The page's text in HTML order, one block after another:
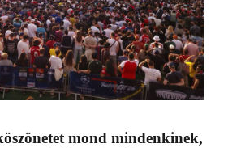
mond mindenkinek,